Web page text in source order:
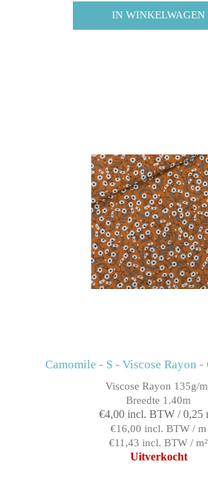
Camomile - S - Viscose Rayon -
Viscose Rayon 135g/
Breedte 1.40m
€4,00 incl. BTW / 0,25
€16,00 incl. BTW / m
€11,43 incl. BTW / m²
Uitverkocht